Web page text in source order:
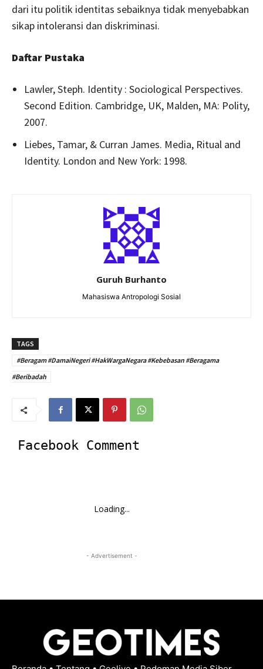
dari itu politik identitas sebaiknya tidak menyebabkan
sikap intoleransi dan diskriminasi.
Daftar Pustaka
Lawler, Steph. Identity : Sociological Perspectives.
Second Edition. Cambridge, UK, Malden, MA: Polity,
2007.
Liebes, Tamar, & Curran James. Media, Ritual and
Identity. London and New York: 1998.
Guruh Burhanto
Mahasiswa Antropologi Sosial
TAGS
#Beragam #DamaiNegeri #HakWargaNegara #Kebebasan #Beragama
#Beribadah
Facebook Comment
Loading...
- Advertisement -